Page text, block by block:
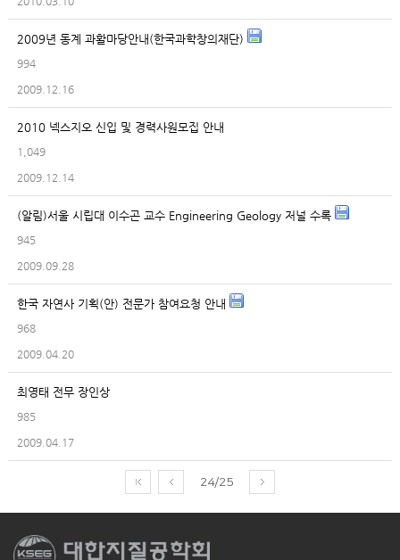
2009년 동계 과활마당안내(한국과학창의재단)
994
2009.12.16
2010 넥스지오 신입 및 경력사원모집 안내
1,049
2009.12.14
(알림)서울 시립대 이수곤 교수 Engineering Geology 저널 수록
945
2009.09.28
한국 자연사 기획(안) 전문가 참여요청 안내
968
2009.04.20
최영태 전무 장인상
985
2009.04.17
24/25